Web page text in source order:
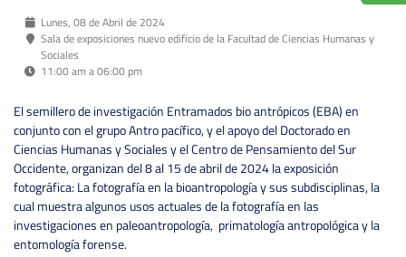
Lunes, 08 de Abril de 2024
Sala de exposiciones nuevo edificio de la Facultad de Ciencias Humanas y
Sociales
11:00 am a 06:00 pm
El semillero de investigación Entramados bio antrópicos (EBA) en
conjunto con el grupo Antro pacífico, y el apoyo del Doctorado en
Ciencias Humanas y Sociales y el Centro de Pensamiento del Sur
Occidente, organizan del 8 al 15 de abril de 2024 la exposición
fotográfica: La fotografía en la bioantropología y sus subdisciplinas, la
cual muestra algunos usos actuales de la fotografía en las
investigaciones en paleoantropología, primatología antropológica y la
entomología forense.